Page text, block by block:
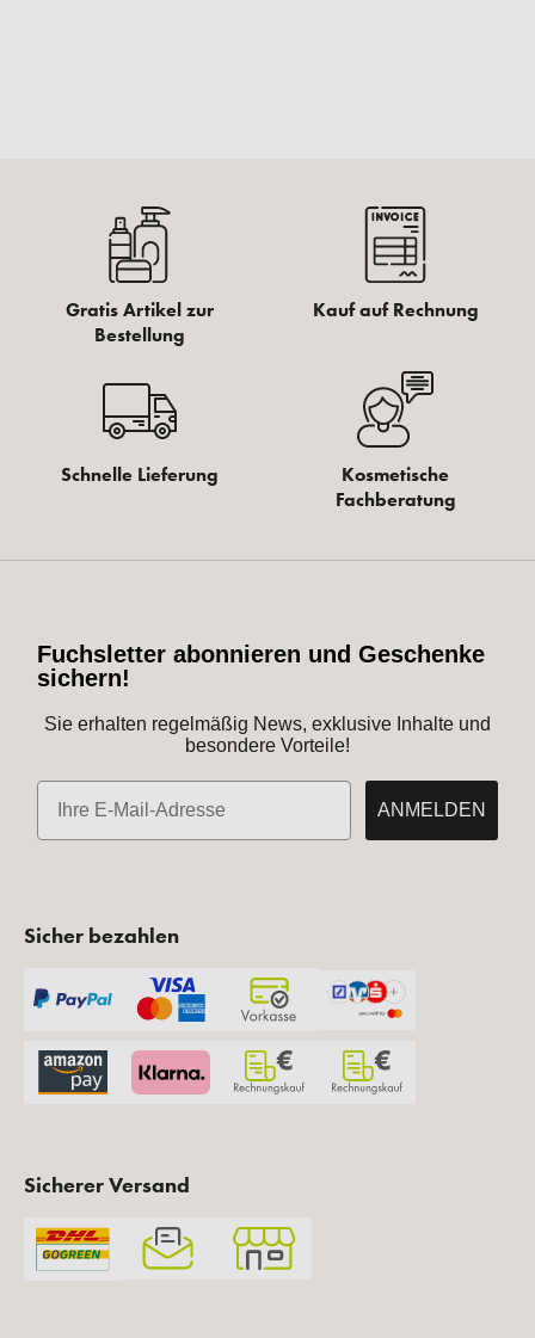
Gratis Artikel zur
Bestellung
Kauf auf Rechnung
Schnelle Lieferung
Kosmetische
Fachberatung
Fuchsletter abonnieren und Geschenke
sichern!
Sie erhalten regelmäßig News, exklusive Inhalte und
besondere Vorteile!
E-Mail
ANMELDEN
Sicher bezahlen
Sicherer Versand